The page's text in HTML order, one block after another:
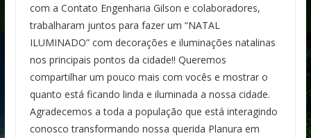
com a Contato Engenharia Gilson e colaboradores,
trabalharam juntos para fazer um “NATAL
ILUMINADO” com decorações e iluminações natalinas
nos principais pontos da cidade!! Queremos
compartilhar um pouco mais com vocês e mostrar o
quanto está ficando linda e iluminada a nossa cidade.
Agradecemos a toda a população que está interagindo
conosco transformando nossa querida Planura em